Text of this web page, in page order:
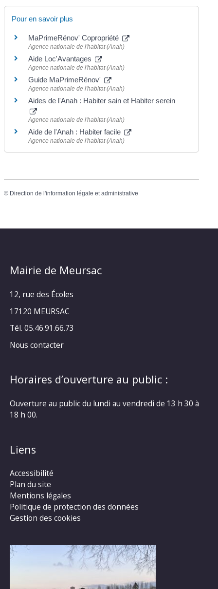
Pour en savoir plus
MaPrimeRénov' Copropriété
Agence nationale de l'habitat (Anah)
Aide Loc'Avantages
Agence nationale de l'habitat (Anah)
Guide MaPrimeRénov'
Agence nationale de l'habitat (Anah)
Aides de l'Anah : Habiter sain et Habiter serein
Agence nationale de l'habitat (Anah)
Aide de l'Anah : Habiter facile
Agence nationale de l'habitat (Anah)
© Direction de l'information légale et administrative
Mairie de Meursac
12, rue des Écoles
17120 MEURSAC
Tél. 05.46.91.66.73
Nous contacter
Horaires d’ouverture au public :
Ouverture au public du lundi au vendredi de 13 h 30 à
18 h 00.
Liens
Accessibilité
Plan du site
Mentions légales
Politique de protection des données
Gestion des cookies